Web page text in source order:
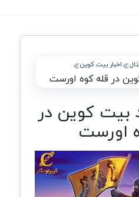
اخبار بیت کوین
در قله کوه اورست
بیت کوین در
اورست